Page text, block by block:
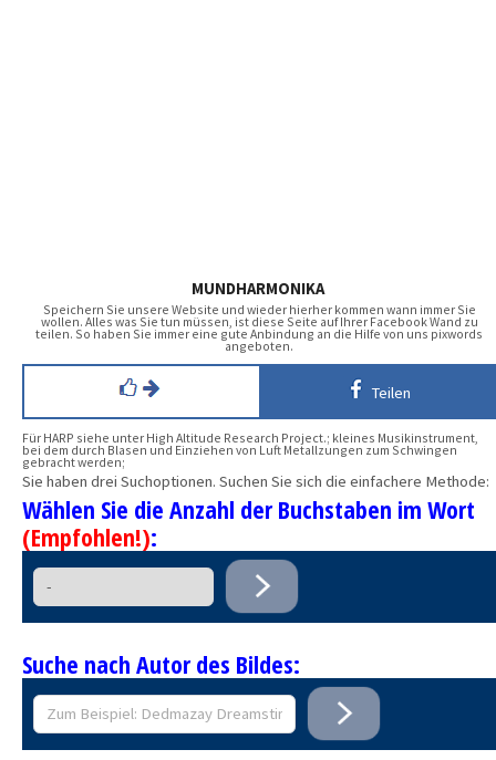
MUNDHARMONIKA
Speichern Sie unsere Website und wieder hierher kommen wann immer Sie
wollen. Alles was Sie tun müssen, ist diese Seite auf Ihrer Facebook Wand zu
teilen. So haben Sie immer eine gute Anbindung an die Hilfe von uns pixwords
angeboten.
Teilen
Für HARP siehe unter High Altitude Research Project.; kleines Musikinstrument,
bei dem durch Blasen und Einziehen von Luft Metallzungen zum Schwingen
gebracht werden;
Sie haben drei Suchoptionen. Suchen Sie sich die einfachere Methode:
Wählen Sie die Anzahl der Buchstaben im Wort
(Empfohlen!):
Suche nach Autor des Bildes: